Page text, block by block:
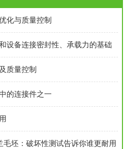
化与质量控制
设备连接密封性、承载力的基础
质量控制
的连接件之一
毛坯：破坏性测试告诉你谁更耐用